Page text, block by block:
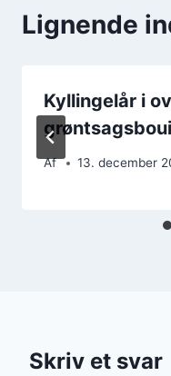
Lignende
Kyllingelår i
Af 13. december
Skriv et svar